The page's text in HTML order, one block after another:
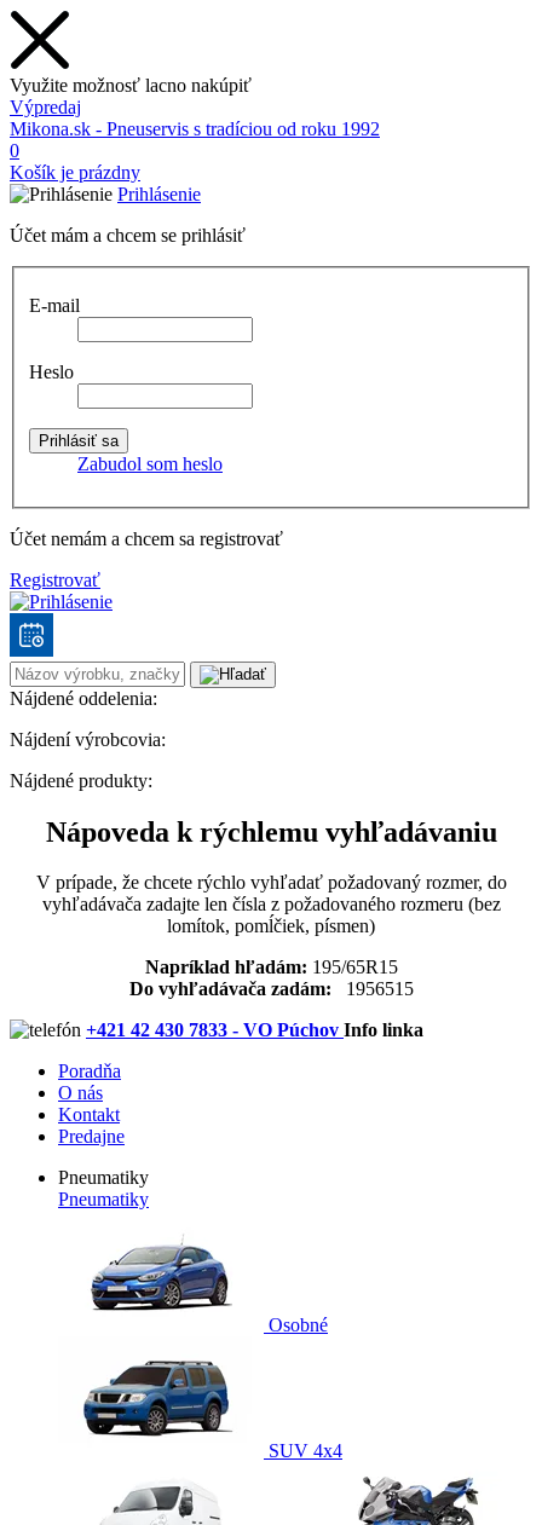
Využite možnosť lacno nakúpiť
Výpredaj
Mikona.sk - Pneuservis s tradíciou od roku 1992
0
Košík je prázdny
Prihlásenie
Účet mám a chcem se prihlásiť
E-mail
Heslo
Zabudol som heslo
Účet nemám a chcem sa registrovať
Registrovať
Nájdené oddelenia:
Nájdení výrobcovia:
Nájdené produkty:
Nápoveda k rýchlemu vyhľadávaniu
V prípade, že chcete rýchlo vyhľadať požadovaný rozmer, do
vyhľadávača zadajte len čísla z požadovaného rozmeru (bez
lomítok, pomĺčiek, písmen)
Napríklad hľadám: 195/65R15
Do vyhľadávača zadám: 1956515
+421 42 430 7833 - VO Púchov Info linka
Poradňa
O nás
Kontakt
Predajne
Pneumatiky
Pneumatiky
Osobné
SUV 4x4